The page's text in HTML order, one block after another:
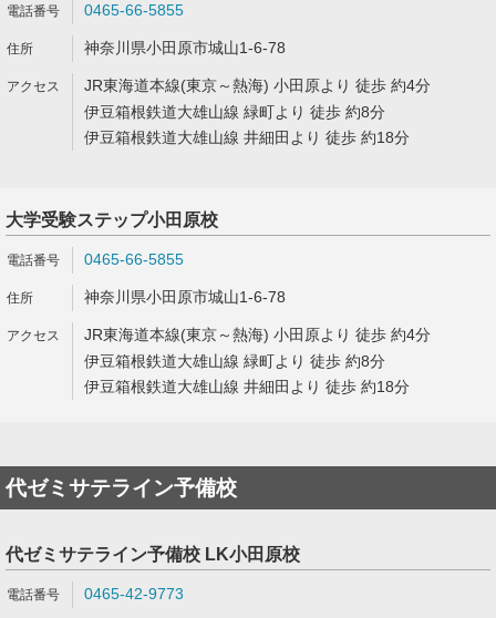
0465-66-5855
神奈川県小田原市城山1-6-78
JR東海道本線(東京～熱海) 小田原より 徒歩 約4分
伊豆箱根鉄道大雄山線 緑町より 徒歩 約8分
伊豆箱根鉄道大雄山線 井細田より 徒歩 約18分
大学受験ステップ小田原校
0465-66-5855
神奈川県小田原市城山1-6-78
JR東海道本線(東京～熱海) 小田原より 徒歩 約4分
伊豆箱根鉄道大雄山線 緑町より 徒歩 約8分
伊豆箱根鉄道大雄山線 井細田より 徒歩 約18分
代ゼミサテライン予備校
代ゼミサテライン予備校 LK小田原校
0465-42-9773